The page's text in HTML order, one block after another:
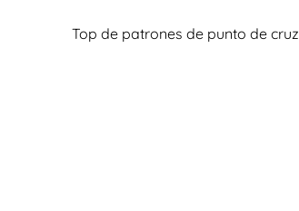
Top de patrones de punto de cruz